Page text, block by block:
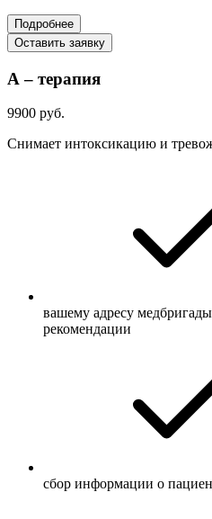
Подробнее
Оставить заявку
А – терапия
9900 руб.
Снимает интоксикацию и
вашему адресу
рекомендации
сбор информации о